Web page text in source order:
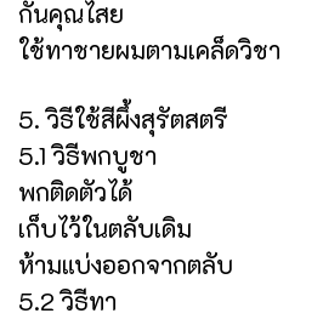
กันคุณไสย
ใช้ทาชายผมตามเคล็ดวิชา
5. วิธีใช้สีผึ้งสุรัตสตรี
5.1 วิธีพกบูชา
พกติดตัวได้
เก็บไว้ในตลับเดิม
ห้ามแบ่งออกจากตลับ
5.2 วิธีทา